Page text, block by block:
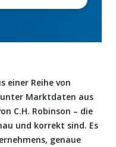
einer Reihe von
Marktdaten aus
C.H. Robinson – die
und korrekt sind. Es
genaue